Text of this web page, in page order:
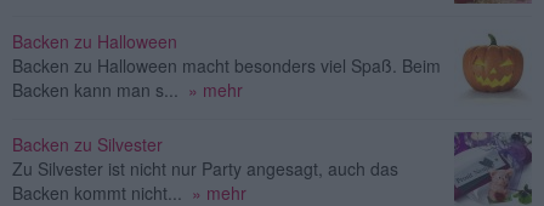
Backen zu Halloween
Backen zu Halloween macht besonders viel Spaß. Beim
Backen kann man s...
» mehr
Backen zu Silvester
Zu Silvester ist nicht nur Party angesagt, auch das
Backen kommt nicht...
» mehr